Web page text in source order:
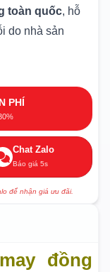
toàn quốc, hỗ
do nhà sản
PHÍ
Chat Zalo
Báo giá 5s
để nhận giá ưu đãi.
đồng